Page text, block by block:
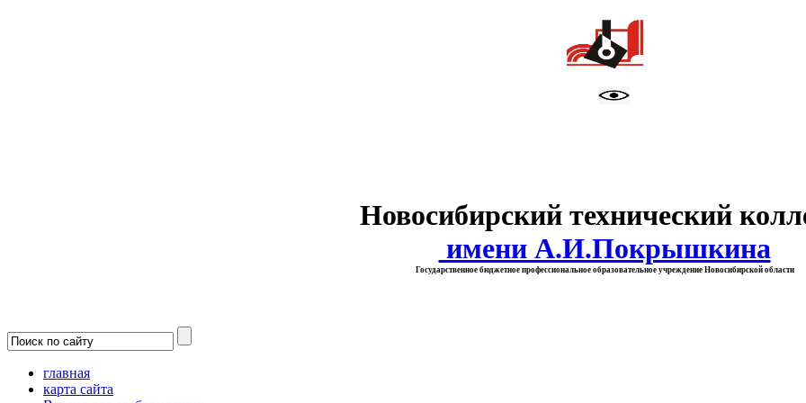
Новосибирский технический
имени А.И.Покрышкина
Государственное бюджетное профессиональное образовательное учреждение Новосибирской области
главная
карта сайта